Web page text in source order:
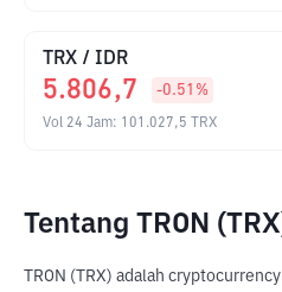
TRX / IDR
5.806,7 -0.51 %
Vol 24 Jam: 101.027,5 TRX
Tentang TRON
TRON (TRX) adalah